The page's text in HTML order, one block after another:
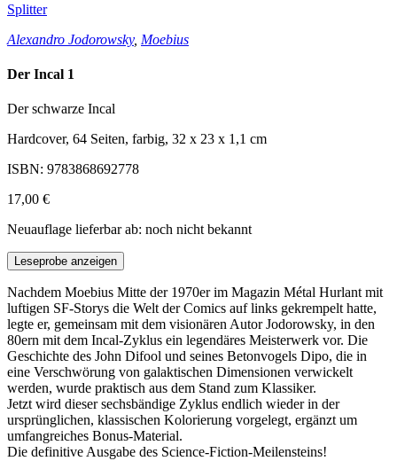
Splitter
Alexandro Jodorowsky, Moebius
Der Incal 1
Der schwarze Incal
Hardcover, 64 Seiten, farbig, 32 x 23 x 1,1 cm
ISBN: 9783868692778
17,00 €
Neuauflage lieferbar ab: noch nicht bekannt
Leseprobe anzeigen
Nachdem Moebius Mitte der 1970er im Magazin Métal Hurlant mit
luftigen SF-Storys die Welt der Comics auf links gekrempelt hatte,
legte er, gemeinsam mit dem visionären Autor Jodorowsky, in den
80ern mit dem Incal-Zyklus ein legendäres Meisterwerk vor. Die
Geschichte des John Difool und seines Betonvogels Dipo, die in
eine Verschwörung von galaktischen Dimensionen verwickelt
werden, wurde praktisch aus dem Stand zum Klassiker.
Jetzt wird dieser sechsbändige Zyklus endlich wieder in der
ursprünglichen, klassischen Kolorierung vorgelegt, ergänzt um
umfangreiches Bonus-Material.
Die definitive Ausgabe des Science-Fiction-Meilensteins!